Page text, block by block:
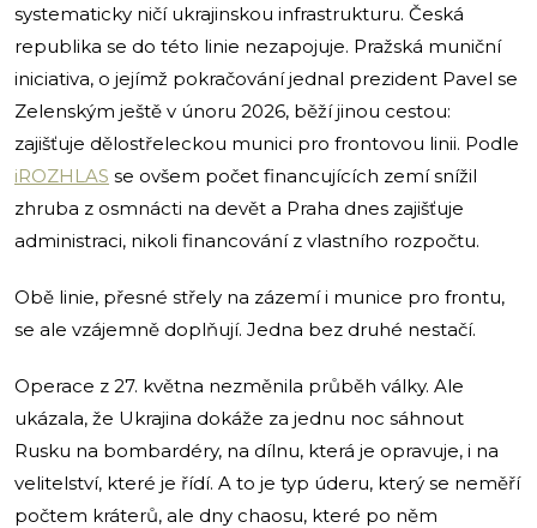
systematicky ničí ukrajinskou infrastrukturu. Česká
republika se do této linie nezapojuje. Pražská muniční
iniciativa, o jejímž pokračování jednal prezident Pavel se
Zelenským ještě v únoru 2026, běží jinou cestou:
zajišťuje dělostřeleckou munici pro frontovou linii. Podle
iROZHLAS se ovšem počet financujících zemí snížil
zhruba z osmnácti na devět a Praha dnes zajišťuje
administraci, nikoli financování z vlastního rozpočtu.
Obě linie, přesné střely na zázemí i munice pro frontu,
se ale vzájemně doplňují. Jedna bez druhé nestačí.
Operace z 27. května nezměnila průběh války. Ale
ukázala, že Ukrajina dokáže za jednu noc sáhnout
Rusku na bombardéry, na dílnu, která je opravuje, i na
velitelství, které je řídí. A to je typ úderu, který se neměří
počtem kráterů, ale dny chaosu, které po něm